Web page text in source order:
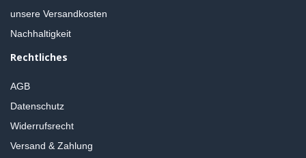
unsere Versandkosten
Nachhaltigkeit
Rechtliches
AGB
Datenschutz
Widerrufsrecht
Versand & Zahlung